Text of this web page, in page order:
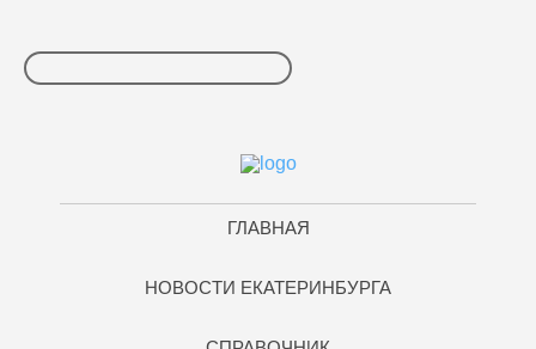
ГЛАВНАЯ
НОВОСТИ ЕКАТЕРИНБУРГА